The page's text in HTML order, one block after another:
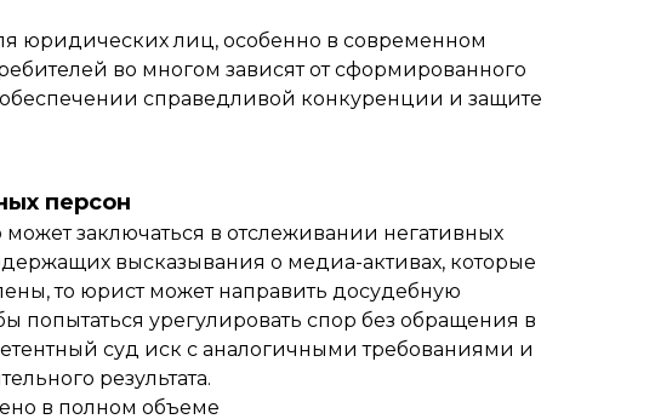
юридических лиц, особенно в современном
во многом зависят от сформированного
справедливой конкуренции и защите
персон
заключаться в отслеживании негативных
высказывания о медиа-активах, которые
то юрист может направить досудебную
попытаться урегулировать спор без обращения в
суд иск с аналогичными требованиями и
результата.
в полном объеме